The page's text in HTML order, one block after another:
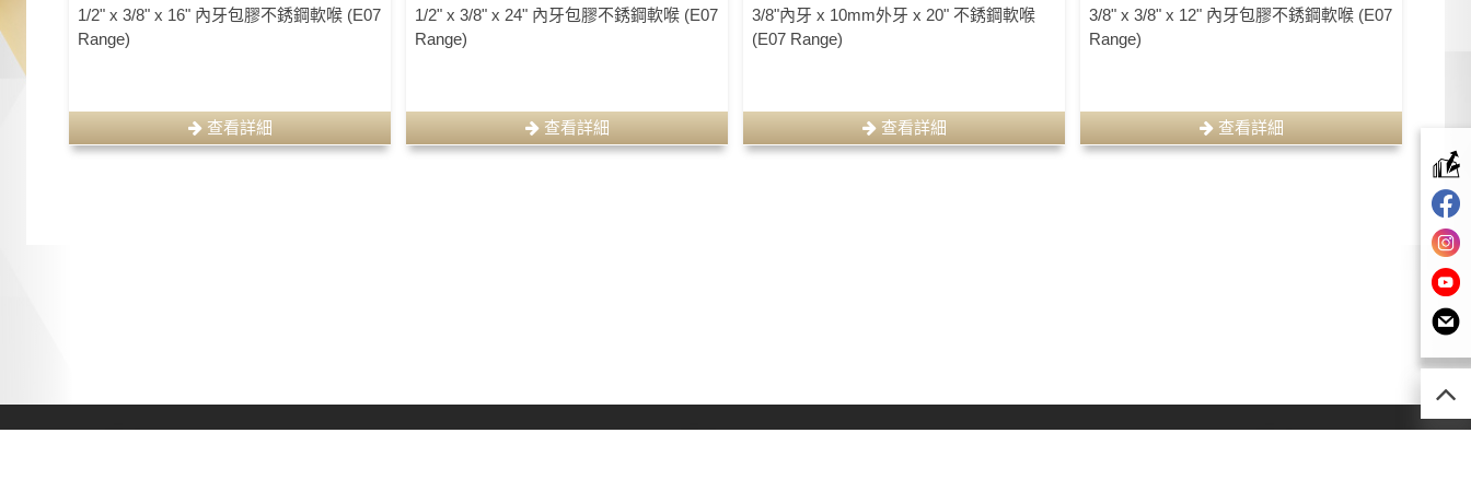
1/2" x 3/8" x 16" 內牙包膠不銹鋼軟喉 (E07
Range)
查看詳細
1/2" x 3/8" x 24" 內牙包膠不銹鋼軟喉 (E07
Range)
查看詳細
3/8"內牙 x 10mm外牙 x 20" 不銹鋼軟喉
(E07 Range)
查看詳細
3/8" x 3/8" x 12" 內牙包膠不銹鋼軟喉 (E07
Range)
查看詳細